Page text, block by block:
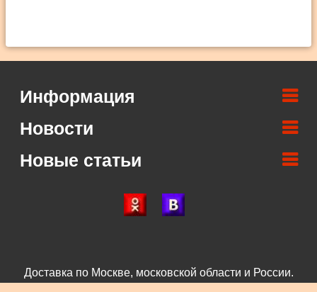
Информация
Новости
Новые статьи
Доставка по Москве, московской области и России.